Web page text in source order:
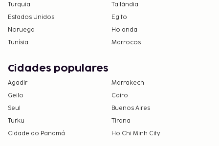
Turquia
Tailândia
Estados Unidos
Egito
Noruega
Holanda
Tunísia
Marrocos
Cidades populares
Agadir
Marrakech
Geilo
Cairo
Seul
Buenos Aires
Turku
Tirana
Cidade do Panamá
Ho Chi Minh City